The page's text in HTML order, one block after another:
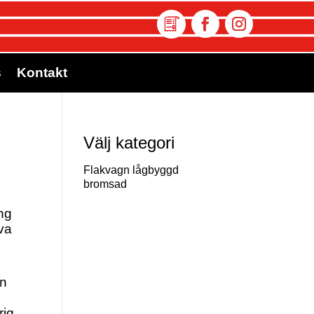
Kontakt
Välj kategori
Flakvagn lågbyggd
bromsad